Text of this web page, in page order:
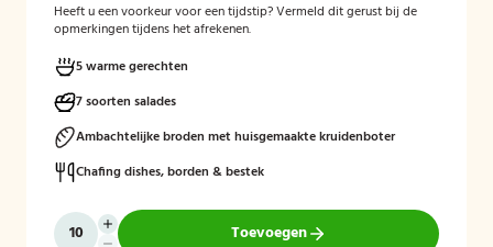
Heeft u een voorkeur voor een tijdstip? Vermeld dit gerust bij de
opmerkingen tijdens het afrekenen.
5 warme gerechten
7 soorten salades
Ambachtelijke broden met huisgemaakte kruidenboter
Chafing dishes, borden & bestek
Toevoegen